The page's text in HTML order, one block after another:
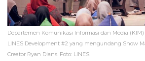
Departemen Komunikasi Informasi dan Media
LINES Development #2 yang mengundang Show
Creator Ryan Dians. Foto: LINES.